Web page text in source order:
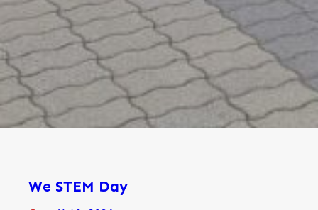
We STEM Day